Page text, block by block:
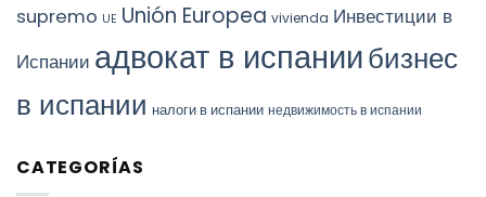
supremo UE Unión Europea vivienda Инвестиции в
Испании адвокат в испаниибизнес
в испании налоги в испании недвижимость в испании
CATEGORÍAS